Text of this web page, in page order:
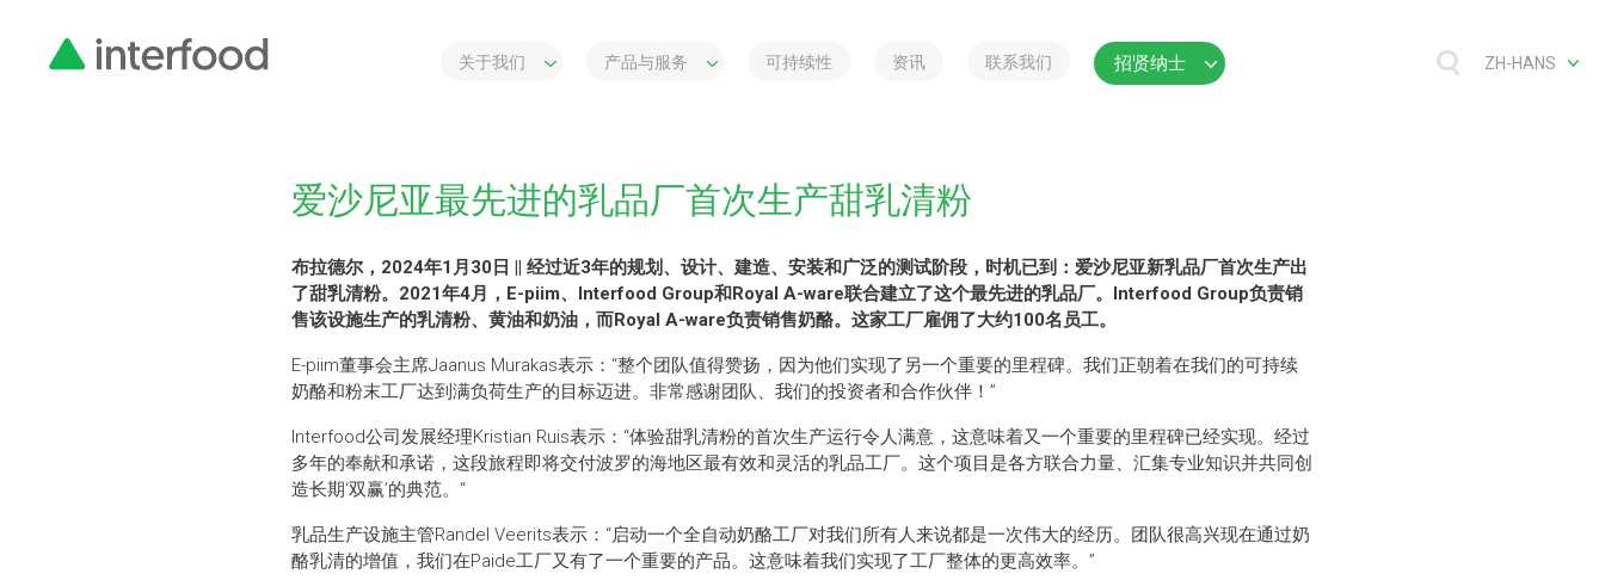
关于我们 产品与服务 可持续性 资讯 联系我们 招贤纳士 ZH-HANS
爱沙尼亚最先进的乳品厂首次生产甜乳清粉
布拉德尔，2024年1月30日 || 经过近3年的规划、设计、建造、安装和广泛的测试阶段，时机已到：爱沙尼亚新乳品厂首次生产出
了甜乳清粉。2021年4月，E-piim、Interfood Group和Royal A-ware联合建立了这个最先进的乳品厂。Interfood Group负责销
售该设施生产的乳清粉、黄油和奶油，而Royal A-ware负责销售奶酪。这家工厂雇佣了大约100名员工。
E-piim董事会主席Jaanus Murakas表示：“整个团队值得赞扬，因为他们实现了另一个重要的里程碑。我们正朝着在我们的可持续
奶酪和粉末工厂达到满负荷生产的目标迈进。非常感谢团队、我们的投资者和合作伙伴！”
Interfood公司发展经理Kristian Ruis表示：“体验甜乳清粉的首次生产运行令人满意，这意味着又一个重要的里程碑已经实现。经过
多年的奉献和承诺，这段旅程即将交付波罗的海地区最有效和灵活的乳品工厂。这个项目是各方联合力量、汇集专业知识并共同创
造长期‘双赢’的典范。“
乳品生产设施主管Randel Veerits表示：“启动一个全自动奶酪工厂对我们所有人来说都是一次伟大的经历。团队很高兴现在通过奶
酪乳清的增值，我们在Paide工厂又有了一个重要的产品。这意味着我们实现了工厂整体的更高效率。”